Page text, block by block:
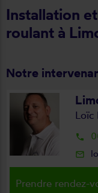
Installation
roulant à
Notre
Loïc
local_phone
mail_outline
Prendre rendez-